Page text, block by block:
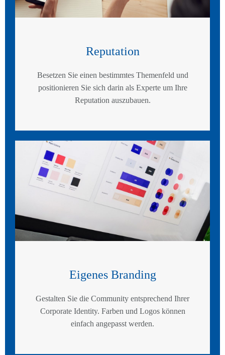
Reputation
Besetzen Sie einen bestimmtes Themenfeld und
positionieren Sie sich darin als Experte um Ihre
Reputation auszubauen.
Eigenes Branding
Gestalten Sie die Community entsprechend Ihrer
Corporate Identity. Farben und Logos können
einfach angepasst werden.